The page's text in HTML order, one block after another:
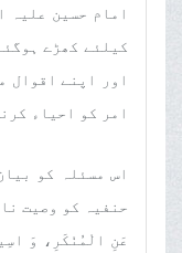
امام حسین علیہ
کیلئے کھڑے
اور اپنے اقوال
امر کو احیاء
اس مسئلہ کو
حنفیہ کو وصیت
عَنِ الْمُنْكَرِ، وَ